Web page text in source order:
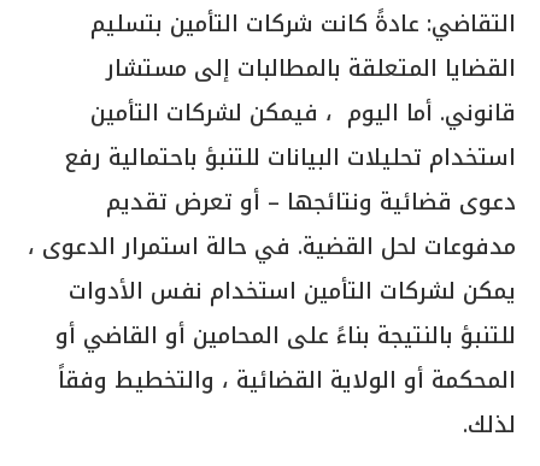
التقاضي: عادةً كانت شركات التأمين بتسليم
القضايا المتعلقة بالمطالبات إلى مستشار
قانوني. أما اليوم ، فيمكن لشركات التأمين
استخدام تحليلات البيانات للتنبؤ باحتمالية رفع
دعوى قضائية ونتائجها – أو تعرض تقديم
مدفوعات لحل القضية. في حالة استمرار الدعوى ،
يمكن لشركات التأمين استخدام نفس الأدوات
للتنبؤ بالنتيجة بناءً على المحامين أو القاضي أو
المحكمة أو الولاية القضائية ، والتخطيط وفقاً
لذلك.